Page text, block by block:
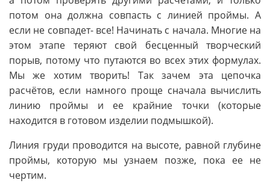
потом она должна совпасть с линией проймы. А
если не совпадет- все! Начинать с начала. Многие на
этом этапе теряют свой бесценный творческий
порыв, потому что путаются во всех этих формулах.
Мы же хотим творить! Так зачем эта цепочка
расчётов, если намного проще сначала вычислить
линию проймы и ее крайние точки (которые
находится в готовом изделии подмышкой).
Линия груди проводится на высоте, равной глубине
проймы, которую мы узнаем позже, пока ее не
чертим.